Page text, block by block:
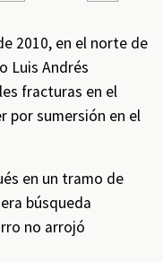
2010, en el norte de
Luis Andrés
fracturas en el
por sumersión en el
en un tramo de
búsqueda
no arrojó